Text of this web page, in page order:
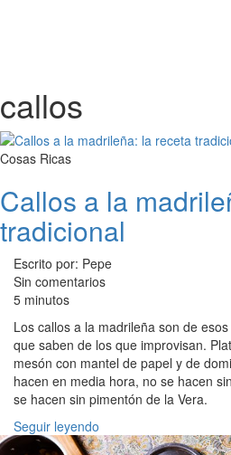
callos
Cosas Ricas
Callos a la
tradicional
Escrito por: Pepe
Sin comentarios
5 minutos
Los callos a la madrileña son de
que saben de los que improvisan.
mesón con mantel de papel y de
hacen en media hora, no se hacen
se hacen sin pimentón de la Vera.
Seguir leyendo